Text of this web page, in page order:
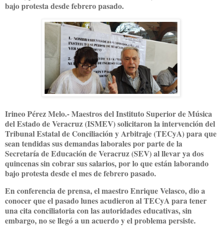
bajo protesta desde febrero pasado.
Irineo Pérez Melo.- Maestros del Instituto Superior de Música
del Estado de Veracruz (ISMEV) solicitaron la intervención del
Tribunal Estatal de Conciliación y Arbitraje (TECyA) para que
sean tendidas sus demandas laborales por parte de la
Secretaría de Educación de Veracruz (SEV) al llevar ya dos
quincenas sin cobrar sus salarios, por lo que están laborando
bajo protesta desde el mes de febrero pasado.
En conferencia de prensa, el maestro Enrique Velasco, dio a
conocer que el pasado lunes acudieron al TECyA para tener
una cita conciliatoria con las autoridades educativas, sin
embargo, no se llegó a un acuerdo y el problema persiste.